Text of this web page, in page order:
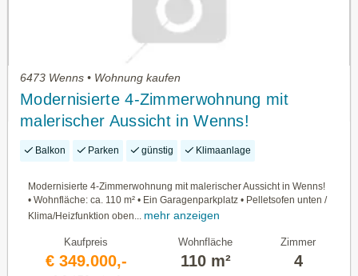
6473 Wenns • Wohnung kaufen
Modernisierte 4-Zimmerwohnung mit
malerischer Aussicht in Wenns!
Balkon Parken günstig Klimaanlage
Modernisierte 4-Zimmerwohnung mit malerischer Aussicht in Wenns!
• Wohnfläche: ca. 110 m² • Ein Garagenparkplatz • Pelletsofen unten /
Klima/Heizfunktion oben... mehr anzeigen
Kaufpreis
€ 349.000,-
Wohnfläche
110 m²
Zimmer
4